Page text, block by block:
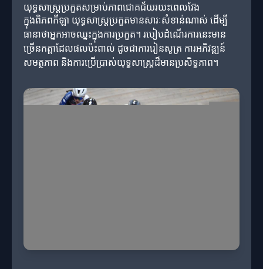
យុទ្ធសាស្ត្រប្រកួតសម្រាប់ភាពជោគជ័យរយះពេលវែង
ក្នុងពិភពកីឡា យុទ្ធសាស្ត្រប្រកួតមានសារៈសំខាន់ណាស់ ដើម្បី
ធានាថាអ្នកអាចឈ្នះក្នុងការប្រកួត។ របៀបដំណើរការនេះមាន
ច្រើនកត្តាដែលផលប៉ះពាល់ ដូចជាការរៀនសូត្រ ការអភិវឌ្ឍន៍
សមត្ថភាព និងការប្រើប្រាស់យុទ្ធសាស្ត្រដ៏មានប្រសិទ្ធភាព។